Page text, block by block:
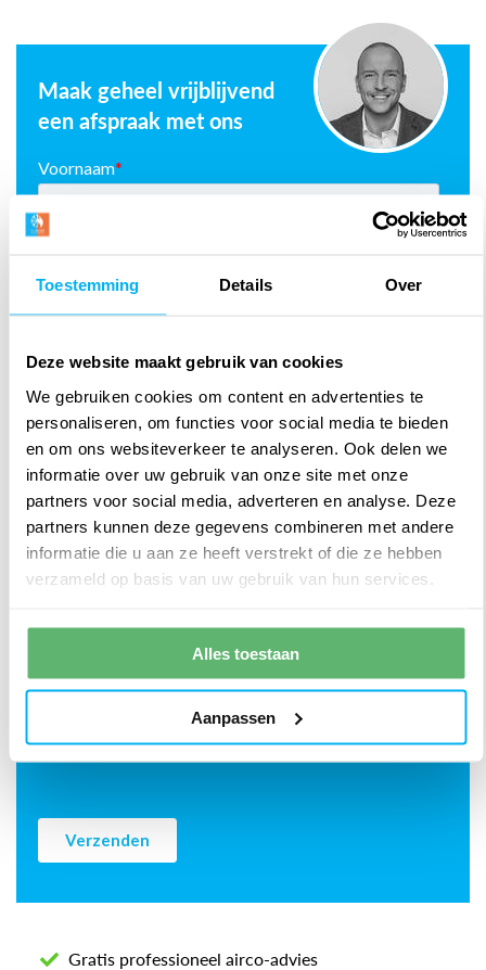
Toestemming Details Over
Deze website maakt gebruik van cookies
We gebruiken cookies om content en advertenties te
personaliseren, om functies voor social media te bieden
en om ons websiteverkeer te analyseren. Ook delen we
informatie over uw gebruik van onze site met onze
partners voor social media, adverteren en analyse. Deze
partners kunnen deze gegevens combineren met andere
informatie die u aan ze heeft verstrekt of die ze hebben
verzameld op basis van uw gebruik van hun services.
Alles toestaan
Aanpassen
Maak geheel vrijblijvend
een afspraak met ons
Gratis professioneel airco-advies